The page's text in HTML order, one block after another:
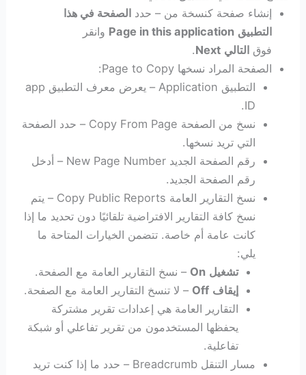
إنشاء صفحة كنسخة من – حدد الصفحة في هذا
التطبيق Page in this application وانقر
فوق التالي Next
.
الصفحة المراد نسخها Page to Copy:
التطبيق Application – يعرض معرف التطبيق app
ID.
نسخ من الصفحة Copy From Page – حدد الصفحة
التي تريد نسخها.
رقم الصفحة الجديد New Page Number – أدخل
رقم الصفحة الجديد.
نسخ التقارير العامة Copy Public Reports – يتم
نسخ كافة التقارير الافتراضية تلقائيًا دون تحديد ما إذا
كانت عامة أم خاصة. تتضمن الخيارات المتاحة ما
يلي:
تشغيل On – نسخ التقارير العامة مع الصفحة.
إيقاف Off – لا تنسخ التقارير العامة مع الصفحة.
التقارير العامة هي إعدادات تقرير مشتركة
يحفظها المستخدمون من تقرير تفاعلي أو شبكة
تفاعلية.
مسار التنقل Breadcrumb – حدد ما إذا كنت تريد